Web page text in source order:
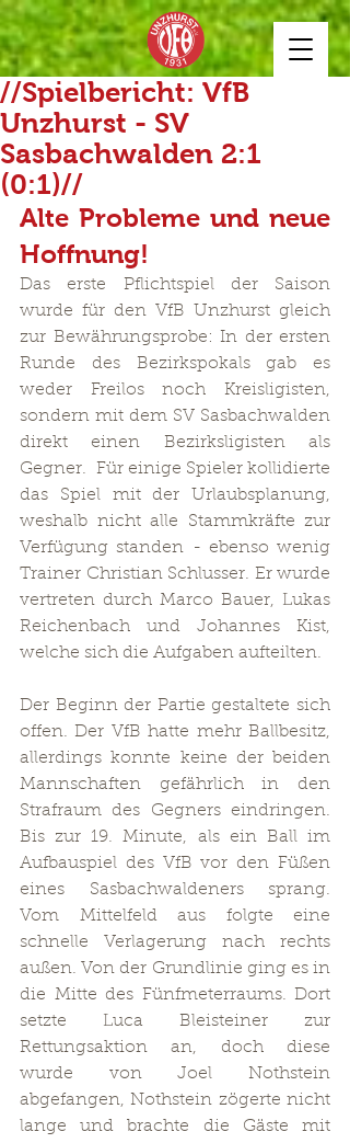
//Spielbericht: VfB
Unzhurst - SV
Sasbachwalden 2:1
(0:1)//
Alte Probleme und neue
Hoffnung!
Das erste Pflichtspiel der Saison
wurde für den VfB Unzhurst gleich
zur Bewährungsprobe: In der ersten
Runde des Bezirkspokals gab es
weder Freilos noch Kreisligisten,
sondern mit dem SV Sasbachwalden
direkt einen Bezirksligisten als
Gegner.  Für einige Spieler kollidierte
das Spiel mit der Urlaubsplanung,
weshalb nicht alle Stammkräfte zur
Verfügung standen - ebenso wenig
Trainer Christian Schlusser. Er wurde
vertreten durch Marco Bauer, Lukas
Reichenbach und Johannes Kist,
welche sich die Aufgaben aufteilten.
Der Beginn der Partie gestaltete sich
offen. Der VfB hatte mehr Ballbesitz,
allerdings konnte keine der beiden
Mannschaften gefährlich in den
Strafraum des Gegners eindringen.
Bis zur 19. Minute, als ein Ball im
Aufbauspiel des VfB vor den Füßen
eines Sasbachwaldeners sprang.
Vom Mittelfeld aus folgte eine
schnelle Verlagerung nach rechts
außen. Von der Grundlinie ging es in
die Mitte des Fünfmeterraums. Dort
setzte Luca Bleisteiner zur
Rettungsaktion an, doch diese
wurde von Joel Nothstein
abgefangen, Nothstein zögerte nicht
lange und brachte die Gäste mit